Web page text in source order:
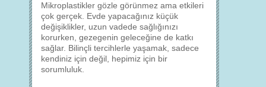
Mikroplastikler gözle görünmez ama etkileri
çok gerçek. Evde yapacağınız küçük
değişiklikler, uzun vadede sağlığınızı
korurken, gezegenin geleceğine de katkı
sağlar. Bilinçli tercihlerle yaşamak, sadece
kendiniz için değil, hepimiz için bir
sorumluluk.